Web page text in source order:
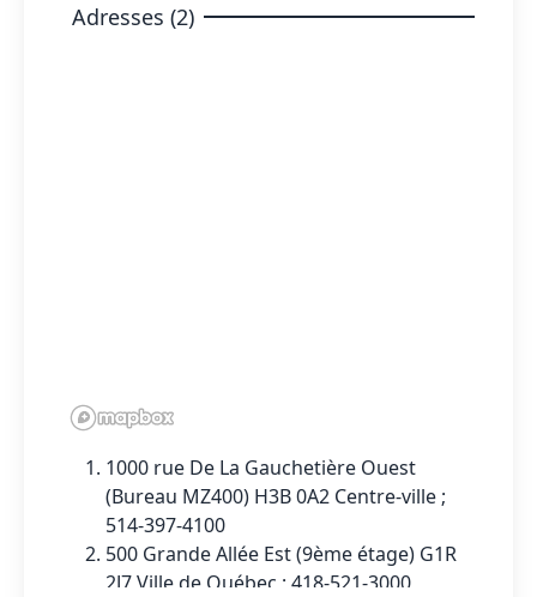
Adresses (2)
1000 rue De La Gauchetière Ouest
(Bureau MZ400) H3B 0A2 Centre-ville ;
514-397-4100
500 Grande Allée Est (9ème étage) G1R
2J7 Ville de Québec ; 418-521-3000